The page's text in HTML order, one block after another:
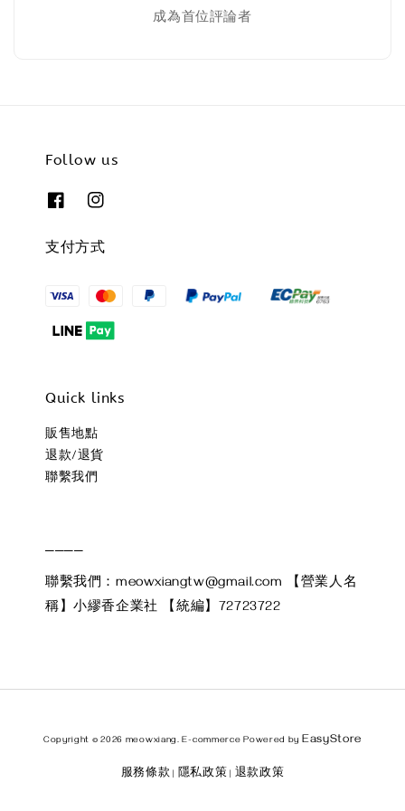
成為首位評論者
Follow us
支付方式
Quick links
販售地點
退款/退貨
聯繫我們
聯繫我們：meowxiangtw@gmail.com 【營業人名
稱】小繆香企業社 【統編】72723722
Copyright © 2026 meowxiang. E-commerce Powered by EasyStore
服務條款 隱私政策 退款政策